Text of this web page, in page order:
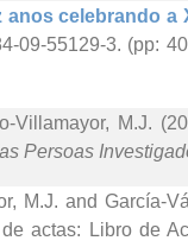
anos celebrando
09-55129-3. (pp:
Villamayor, M.J.
Persoas
M.J. and García-
actas: Libro de